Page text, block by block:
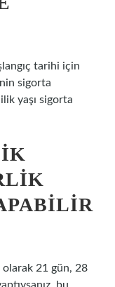
​​tarihi için
sigorta
yaşı sigorta
21 gün, 28